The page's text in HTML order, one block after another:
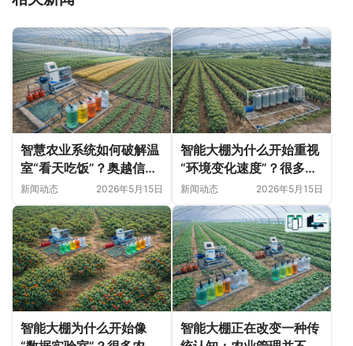
智慧农业系统如何破解温
室“看天吃饭”？奥越信科
技深耕甘肃日光温室的精
细化落地实践
新闻动态 2026年5月15日
智能大棚为什么开始重视
“环境变化速度”？很多农
业问题并非突然出现
新闻动态 2026年5月15日
智能大棚为什么开始像
智能大棚正在改变一种传